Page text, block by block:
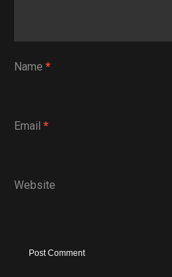
Name *
Email *
Website